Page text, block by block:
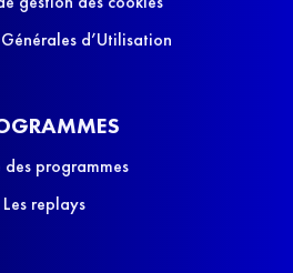
d’Utilisation
programmes
Les replays